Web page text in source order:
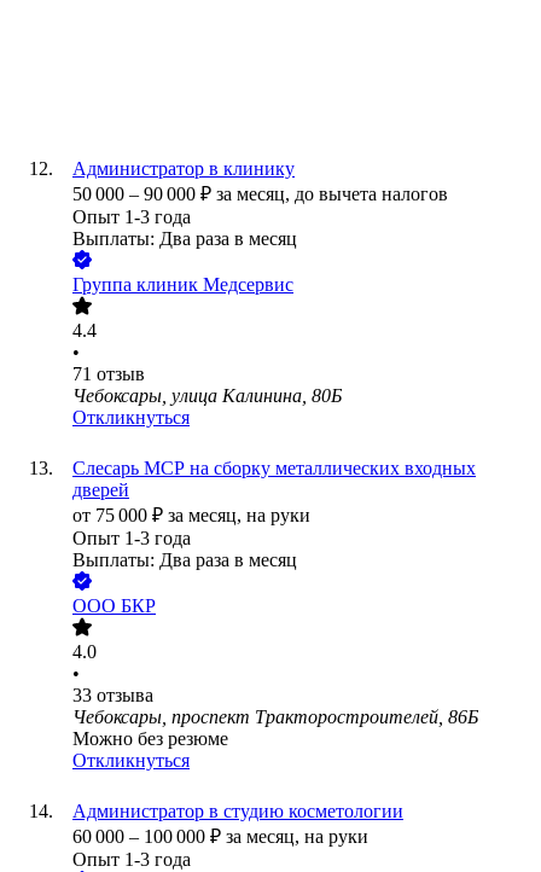
Администратор в клинику
50 000 – 90 000 ₽ за месяц, до вычета налогов
Опыт 1-3 года
Выплаты: Два раза в месяц
Группа клиник Медсервис
4.4
•
71 отзыв
Чебоксары, улица Калинина, 80Б
Откликнуться
Слесарь МСР на сборку металлических входных
дверей
от 75 000 ₽ за месяц, на руки
Опыт 1-3 года
Выплаты: Два раза в месяц
ООО БКР
4.0
•
33 отзыва
Чебоксары, проспект Тракторостроителей, 86Б
Можно без резюме
Откликнуться
Администратор в студию косметологии
60 000 – 100 000 ₽ за месяц, на руки
Опыт 1-3 года